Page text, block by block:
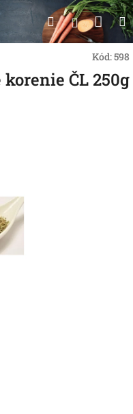
Hľadať
Kód:598
ČL 250g